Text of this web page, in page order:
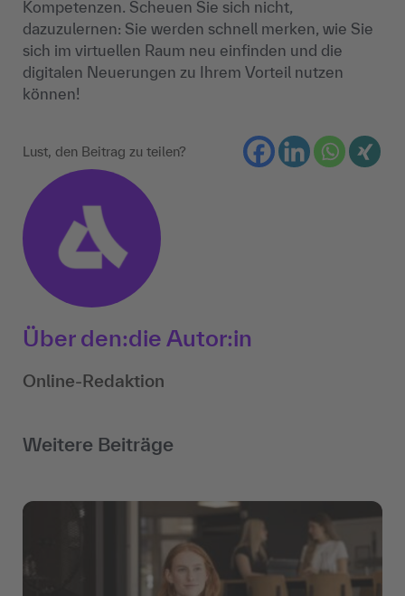
Kompetenzen. Scheuen Sie sich nicht,
dazuzulernen: Sie werden schnell merken, wie Sie
sich im virtuellen Raum neu einfinden und die
digitalen Neuerungen zu Ihrem Vorteil nutzen
können!
Lust, den Beitrag zu teilen?
Über den:die Autor:in
Online-Redaktion
Weitere Beiträge